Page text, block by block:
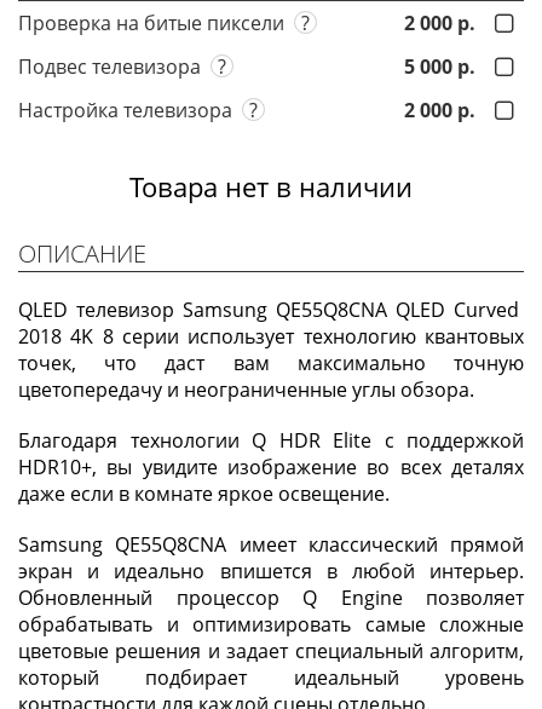
Проверка на битые пиксели ?
2 000 р.
Подвес телевизора
?
5 000 р.
Настройка телевизора
? 2 000 р.
Товара нет в наличии
ОПИСАНИЕ
QLED телевизор Samsung QE55Q8CNA QLED Curved
2018 4K 8 серии использует технологию квантовых
точек, что даст вам максимально точную
цветопередачу и неограниченные углы обзора.
Благодаря технологии Q HDR Elite с поддержкой
HDR10+, вы увидите изображение во всех деталях
даже если в комнате яркое освещение.
Samsung QE55Q8CNA имеет классический прямой
экран и идеально впишется в любой интерьер.
Обновленный процессор Q Engine позволяет
обрабатывать и оптимизировать самые сложные
цветовые решения и задает специальный алгоритм,
который подбирает идеальный уровень